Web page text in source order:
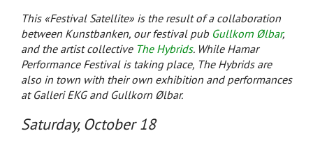
This «Festival Satellite» is the result of a collaboration
between Kunstbanken, our festival pub Gullkorn Ølbar,
and the artist collective The Hybrids. While Hamar
Performance Festival is taking place, The Hybrids are
also in town with their own exhibition and performances
at Galleri EKG and Gullkorn Ølbar.
Saturday, October 18